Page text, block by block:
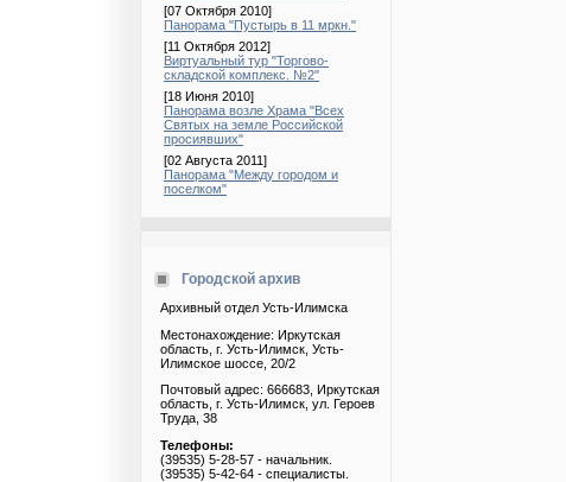
[07 Октября 2010]
Панорама "Пустырь в 11 мркн."
[11 Октября 2012]
Виртуальный тур "Торгово-
складской комплекс. №2"
[18 Июня 2010]
Панорама возле Храма "Всех
Святых на земле Российской
просиявших"
[02 Августа 2011]
Панорама "Между городом и
поселком"
Городской архив
Архивный отдел Усть-Илимска
Местонахождение: Иркутская
область, г. Усть-Илимск, Усть-
Илимское шоссе, 20/2
Почтовый адрес: 666683, Иркутская
область, г. Усть-Илимск, ул. Героев
Труда, 38
Телефоны:
(39535) 5-28-57 - начальник.
(39535) 5-42-64 - специалисты.